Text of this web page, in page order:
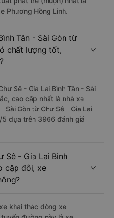
Phương Hồng Linh.
Tân - Sài Gòn từ
chất lượng tốt,
Sê - Gia Lai Bình Tân - Sài
cao cấp nhất là nhà xe
Sài Gòn từ Chư Sê - Gia Lai
dựa trên 3966 đánh giá
Sê - Gia Lai Bình
cặp đôi, xe
khai thác dòng xe